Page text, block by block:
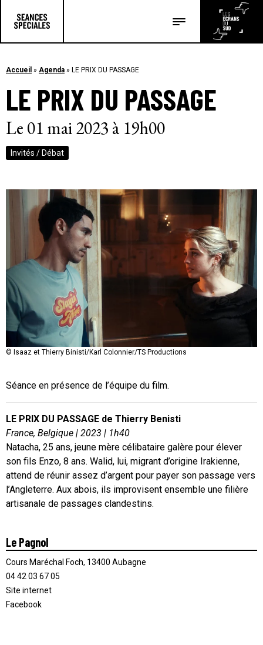
Les articles
Accueil » Agenda » LE PRIX DU PASSAGE
LE PRIX DU PASSAGE
Le 01 mai 2023 à 19h00
Invités / Débat
© Isaaz et Thierry Binisti/Karl Colonnier/TS Productions
© Isaaz et Thierry Binisti/Karl Colonnier/TS Productions
© Isaaz et Thierry Binisti/Karl Colonnier/TS Productions
Séance en présence de l’équipe du film.
LE PRIX DU PASSAGE de Thierry Benisti
France, Belgique | 2023 | 1h40
Natacha, 25 ans, jeune mère célibataire galère pour élever
son fils Enzo, 8 ans. Walid, lui, migrant d’origine Irakienne,
attend de réunir assez d’argent pour payer son passage vers
l’Angleterre. Aux abois, ils improvisent ensemble une filière
artisanale de passages clandestins.
Le Pagnol
Cours Maréchal Foch, 13400 Aubagne
04 42 03 67 05
Site internet
Facebook